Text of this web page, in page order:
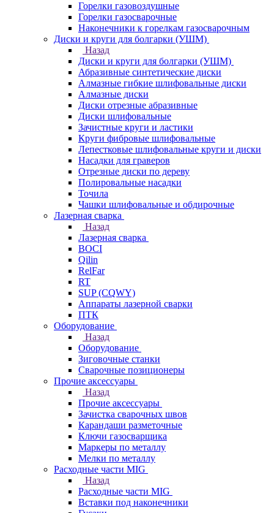
Горелки газовоздушные
Горелки газосварочные
Наконечники к горелкам газосварочным
Диски и круги для болгарки (УШМ)
Назад
Диски и круги для болгарки (УШМ)
Абразивные синтетические диски
Алмазные гибкие шлифовальные диски
Алмазные диски
Диски отрезные абразивные
Диски шлифовальные
Зачистные круги и ластики
Круги фибровые шлифовальные
Лепестковые шлифовальные круги и диски
Насадки для граверов
Отрезные диски по дереву
Полировальные насадки
Точила
Чашки шлифовальные и обдирочные
Лазерная сварка
Назад
Лазерная сварка
BOCI
Qilin
RelFar
RT
SUP (CQWY)
Аппараты лазерной сварки
ПТК
Оборудование
Назад
Оборудование
Зиговочные станки
Сварочные позиционеры
Прочие аксессуары
Назад
Прочие аксессуары
Зачистка сварочных швов
Карандаши разметочные
Ключи газосварщика
Маркеры по металлу
Мелки по металлу
Расходные части MIG
Назад
Расходные части MIG
Вставки под наконечники